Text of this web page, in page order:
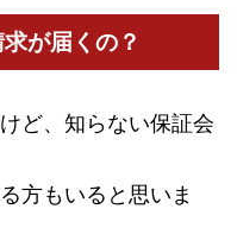
が届くの？
ど、知らない保証会
方もいると思いま